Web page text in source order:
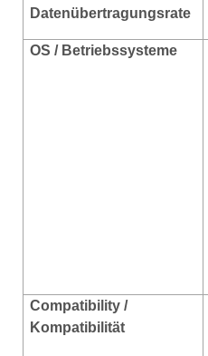
Datenübertragungsrate
OS / Betriebssysteme
Compatibility /
Kompatibilität